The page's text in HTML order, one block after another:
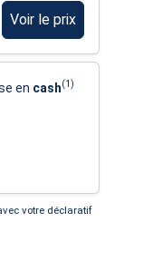
Voir le prix
en cash(1)
votre déclaratif